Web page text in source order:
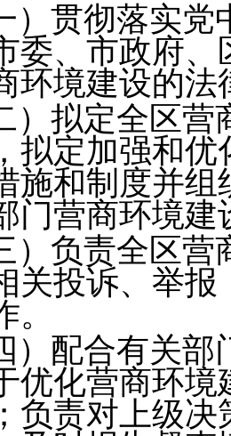
）贯彻落实
委、市政府
环境建设的
）拟定全区
拟定加强和
施和制度并
门营商环境建
）负责全区
关投诉、举
）配合有关
优化营商环
负责对上级